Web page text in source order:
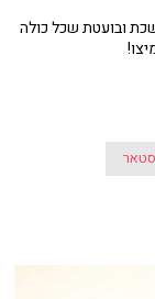
ובועטת שכל כולה